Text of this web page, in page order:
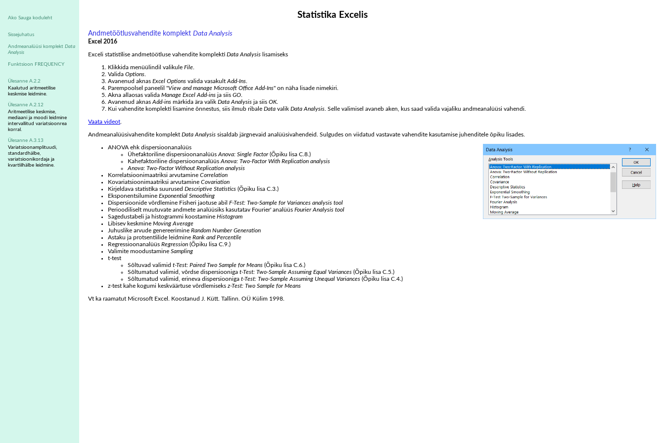
Statistika Excelis
Ako Sauga koduleht
Sissejuhatus
Andmeanalüüsi komplekt Data
Analysis
Funktsioon FREQUENCY
Ülesanne A.2.2
Kaalutud aritmeetilise
keskmise leidmine.
Ülesanne A.2.12
Aritmeetilise keskmise,
mediaani ja moodi leidmine
intervallitud variatsioonrea
korral.
Ülesanne A.3.13
Variatsioonamplituudi,
standardhälbe,
variatsioonikordaja ja
kvartiilhälbe leidmine.
Andmetöötlusvahendite komplekt Data Analysis
Excel 2016
Exceli statistilise andmetöötluse vahendite komplekti Data Analysis lisamiseks
Klikkida menüülindil valikule File.
Valida Options.
Avanenud aknas Excel Options valida vasakultAdd-Ins.
Parempoolsel paneelil "View and manage Microsoft Office Add-Ins" on näha lisade nimekiri.
Akna allaosas valida Manage Excel Add-ins ja siis GO.
Avanenud aknasAdd-ins märkida ära valik Data Analysis ja siis OK.
Kui vahendite komplekti lisamine õnnestus, siis ilmub ribale Data valik Data Analysis. Selle valimisel avaneb aken, kus saad valida vajaliku andmeanalüüsi vahendi.
Vaata videot.
Andmeanalüüsivahendite komplekt Data Analysis sisaldab järgnevaid analüüsivahendeid. Sulgudes on viidatud vastavate vahendite kasutamise juhenditele õpiku lisades.
ANOVA ehk dispersioonanalüüs
Ühefaktoriline dispersioonanalüüsAnova: Single Factor(Õpiku lisa C.8.)
Kahefaktoriline dispersioonanalüüsAnova: Two-Factor With Replication analysis
Anova: Two-Factor Without Replication analysis
Korrelatsioonimaatriksi arvutamine Correlation
Kovariatsioonimaatriksi arvutamine Covariation
Kirjeldava statistika suurused Descriptive Statistics (Õpiku lisa C.3.)
Eksponentsilumine Exponential Smoothing
Dispersioonide võrdlemine Fisheri jaotuse abil F-Test: Two-Sample for Variances analysis tool
Perioodiliselt muutuvate andmete analüüsiks kasutatav Fourier' analüüs Fourier Analysis tool
Sagedustabeli ja histogrammi koostamine Histogram
Libisev keskmine Moving Average
Juhuslike arvude genereerimine Random Number Generation
Astaku ja protsentiilide leidmine Rank and Percentile
Regressioonanalüüs Regression (Õpiku lisa C.9.)
Valimite moodustamine Sampling
t-test
Sõltuvad valimid t-Test: Paired Two Sample for Means (Õpiku lisa C.6.)
Sõltumatud valimid, võrdse dispersiooniga t-Test: Two-Sample Assuming Equal Variances (Õpiku lisa C.5.)
Sõltumatud valimid, erineva dispersiooniga t-Test: Two-Sample Assuming Unequal Variances (Õpiku lisa C.4.)
z-test kahe kogumi keskväärtuse võrdlemiseks z-Test: Two Sample for Means
Vt ka raamatut Microsoft Excel. Koostanud J. Kütt. Tallinn. OÜ Külim 1998.